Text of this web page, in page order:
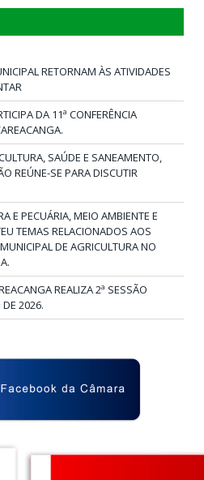
RETORNAM ÀS ATIVIDADES
DA 11ª CONFERÊNCIA
SAÚDE E SANEAMENTO,
REÚNE-SE PARA DISCUTIR
E PECUÁRIA, MEIO AMBIENTE E
TEMAS RELACIONADOS AOS
DE AGRICULTURA NO
REALIZA 2ª SESSÃO
2026.